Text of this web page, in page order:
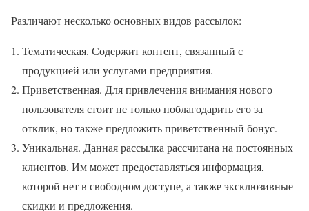
Различают несколько основных видов рассылок:
Тематическая. Содержит контент, связанный с
продукцией или услугами предприятия.
Приветственная. Для привлечения внимания нового
пользователя стоит не только поблагодарить его за
отклик, но также предложить приветственный бонус.
Уникальная. Данная рассылка рассчитана на постоянных
клиентов. Им может предоставляться информация,
которой нет в свободном доступе, а также эксклюзивные
скидки и предложения.